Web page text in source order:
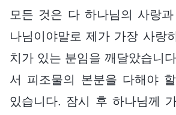
모든 것은 다 하나님의 사랑
나님이야말로 제가 가장 사랑
치가 있는 분임을 깨달았습니
서 피조물의 본분을 다해야
있습니다. 잠시 후 하나님께